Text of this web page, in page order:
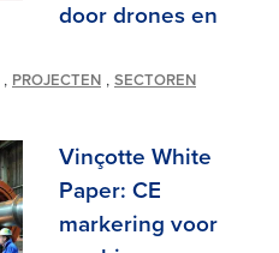
door drones en
, PROJECTEN , SECTOREN
Vinçotte White
Paper: CE
markering voor